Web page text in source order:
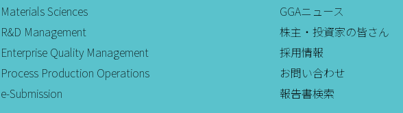
Materials Sciences
R&D Management
Enterprise Quality Management
Process Production Operations
e-Submission
GGAニュース
株主・投資家の皆さん
採用情報
お問い合わせ
報告書検索